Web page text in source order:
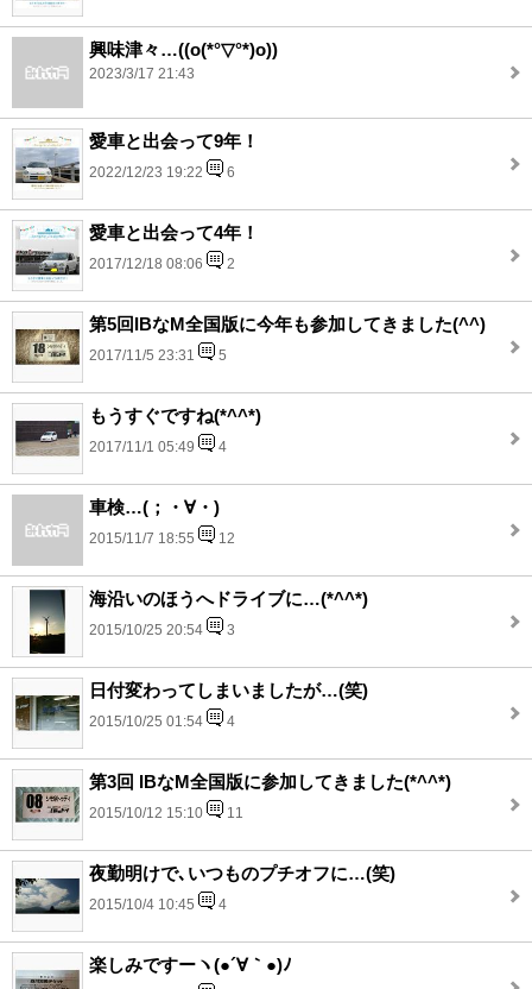
興味津々…((o(*°▽°*)o))
2023/3/17 21:43
愛車と出会って9年！
2022/12/23 19:22 6
愛車と出会って4年！
2017/12/18 08:06 2
第5回IBなM全国版に今年も参加してきました(^^)
2017/11/5 23:31 5
もうすぐですね(*^^*)
2017/11/1 05:49 4
車検…(；・∀・)
2015/11/7 18:55 12
海沿いのほうへドライブに…(*^^*)
2015/10/25 20:54 3
日付変わってしまいましたが…(笑)
2015/10/25 01:54 4
第3回 IBなM全国版に参加してきました(*^^*)
2015/10/12 15:10 11
夜勤明けで､いつものプチオフに…(笑)
2015/10/4 10:45 4
楽しみですーヽ(●´∀｀●)ﾉ